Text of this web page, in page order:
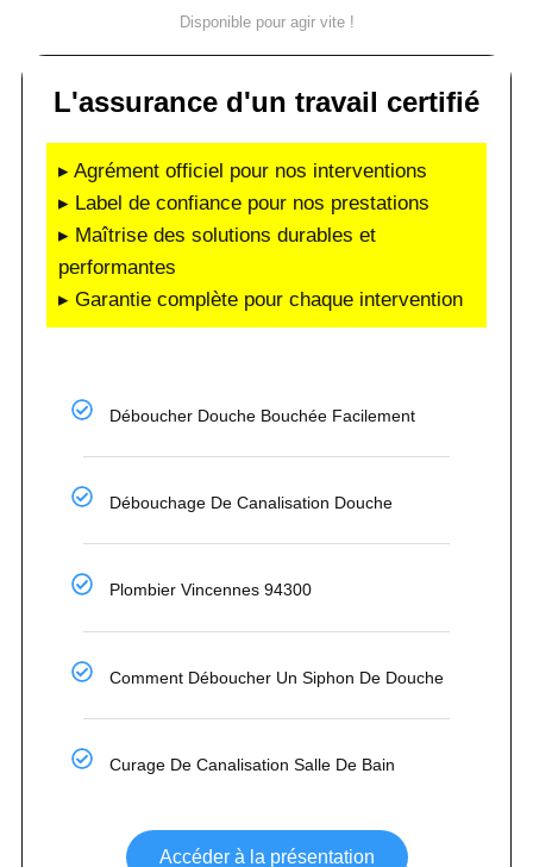
Disponible pour agir vite !
L'assurance d'un travail certifié
▸ Agrément officiel pour nos interventions
▸ Label de confiance pour nos prestations
▸ Maîtrise des solutions durables et
performantes
▸ Garantie complète pour chaque intervention
Déboucher Douche Bouchée Facilement
Débouchage De Canalisation Douche
Plombier Vincennes 94300
Comment Déboucher Un Siphon De Douche
Curage De Canalisation Salle De Bain
Accéder à la présentation